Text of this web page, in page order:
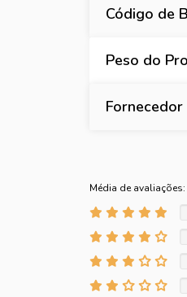
Código de
Peso do
Fornecedor
Média de avaliações: